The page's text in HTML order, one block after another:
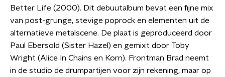
Better Life (2000). Dit debuutalbum bevat een fijne mix
van post-grunge, stevige poprock en elementen uit de
alternatieve metalscene. De plaat is geproduceerd door
Paul Ebersold (Sister Hazel) en gemixt door Toby
Wright (Alice In Chains en Korn). Frontman Brad neemt
in de studio de drumpartijen voor zijn rekening, maar op